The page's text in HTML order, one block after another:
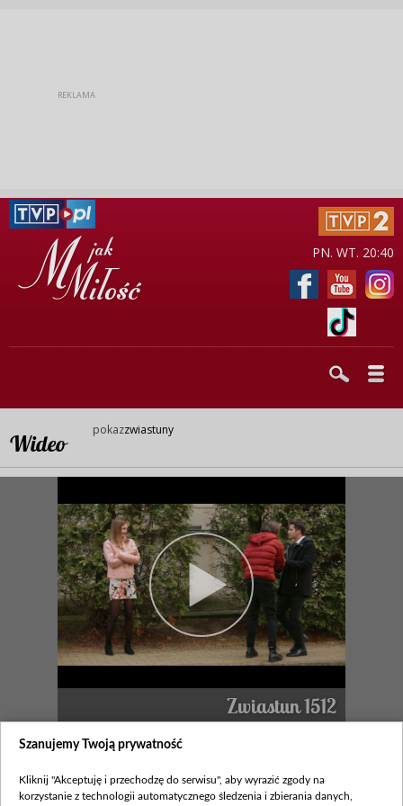
PN. WT. 20:40
Wideo
pokazzwiastuny
Zwiastun 1512
Zobacz również
Szanujemy Twoją prywatność
Kliknij "Akceptuję i przechodzę do serwisu", aby wyrazić zgody na
korzystanie z technologii automatycznego śledzenia i zbierania danych,